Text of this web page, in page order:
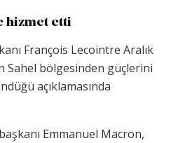
hizmet etti
François Lecointre Aralık
Sahel bölgesinden güçlerini
açıklamasında
Emmanuel Macron,